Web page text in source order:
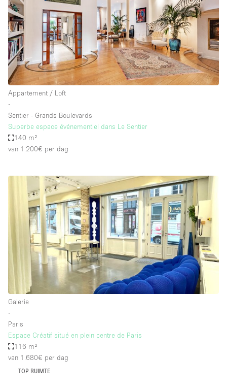
Appartement / Loft
∙
Sentier - Grands Boulevards
Superbe espace événementiel dans Le Sentier
140 m²
van 1.200€ per dag
Galerie
∙
Paris
Espace Créatif situé en plein centre de Paris
116 m²
van 1.680€ per dag
TOP RUIMTE